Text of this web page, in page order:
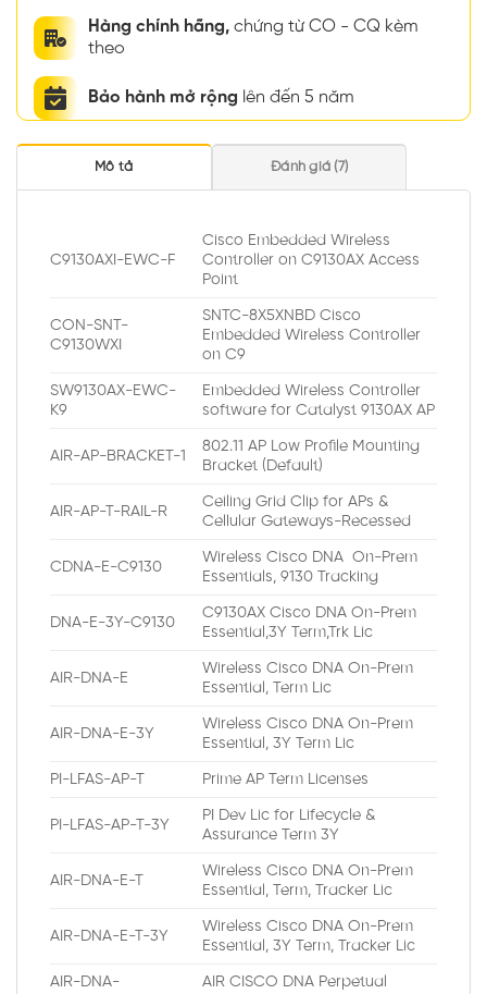
Hàng chính hãng, chứng từ CO - CQ kèm
theo
Bảo hành mở rộng lên đến 5 năm
Mô tả Đánh giá (7)
C9130AXI-EWC-F
Cisco Embedded Wireless
Controller on C9130AX Access
Point
CON-SNT-
C9130WXI
SNTC-8X5XNBD Cisco
Embedded Wireless Controller
on C9
SW9130AX-EWC-
K9
Embedded Wireless Controller
software for Catalyst 9130AX AP
AIR-AP-BRACKET-1
802.11 AP Low Profile Mounting
Bracket (Default)
AIR-AP-T-RAIL-R
Ceiling Grid Clip for APs &
Cellular Gateways-Recessed
CDNA-E-C9130
Wireless Cisco DNA On-Prem
Essentials, 9130 Tracking
DNA-E-3Y-C9130
C9130AX Cisco DNA On-Prem
Essential,3Y Term,Trk Lic
AIR-DNA-E
Wireless Cisco DNA On-Prem
Essential, Term Lic
AIR-DNA-E-3Y
Wireless Cisco DNA On-Prem
Essential, 3Y Term Lic
PI-LFAS-AP-T Prime AP Term Licenses
PI-LFAS-AP-T-3Y
PI Dev Lic for Lifecycle &
Assurance Term 3Y
AIR-DNA-E-T
Wireless Cisco DNA On-Prem
Essential, Term, Tracker Lic
AIR-DNA-E-T-3Y
Wireless Cisco DNA On-Prem
Essential, 3Y Term, Tracker Lic
AIR-DNA-
AIR CISCO DNA Perpetual